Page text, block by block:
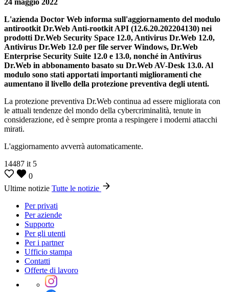
L'azienda Doctor Web informa sull'aggiornamento del modulo
antirootkit Dr.Web Anti-rootkit API (12.6.20.202204130) nei
prodotti Dr.Web Security Space 12.0, Antivirus Dr.Web 12.0,
Antivirus Dr.Web 12.0 per file server Windows, Dr.Web
Enterprise Security Suite 12.0 e 13.0, nonché in Antivirus
Dr.Web in abbonamento basato su Dr.Web AV-Desk 13.0. Al
modulo sono stati apportati importanti miglioramenti che
aumentano il livello della protezione preventiva degli utenti.
La protezione preventiva Dr.Web continua ad essere migliorata con
le attuali tendenze del mondo della cybercriminalità, tenute in
considerazione, ed è sempre pronta a respingere i moderni attacchi
mirati.
L'aggiornamento avverrà automaticamente.
14487 it 5
0
Ultime notizie Tutte le notizie
Per privati
Per aziende
Supporto
Per gli utenti
Per i partner
Ufficio stampa
Contatti
Offerte di lavoro